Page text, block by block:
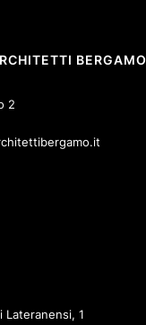
BERGAMO
2
Lateranensi, 1